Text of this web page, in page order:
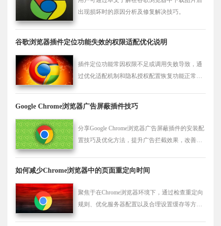
出现损坏时的原因分析及修复解决技巧。
谷歌浏览器插件定位功能失效的权限适配优化说明
插件定位功能常因权限不足或调用失败导致，通
过优化适配机制和隐私授权配置恢复功能正常使
Google Chrome浏览器广告屏蔽插件技巧
分享Google Chrome浏览器广告屏蔽插件的安装配
置技巧及优化方法，提升广告拦截效果，改善浏
如何减少Chrome浏览器中的页面重定向时间
聚焦于在Chrome浏览器环境下，通过检查重定向
规则、优化服务器配置以及合理设置缓存等方法